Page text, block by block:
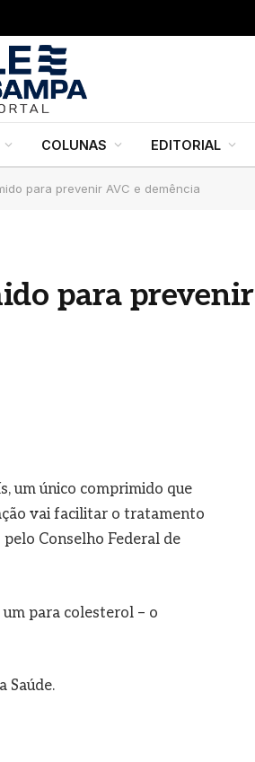
COLUNAS EDITORIAL
para prevenir AVC e demência
para prevenir
um único comprimido que
vai facilitar o tratamento
Conselho Federal de
para colesterol – o
Saúde.